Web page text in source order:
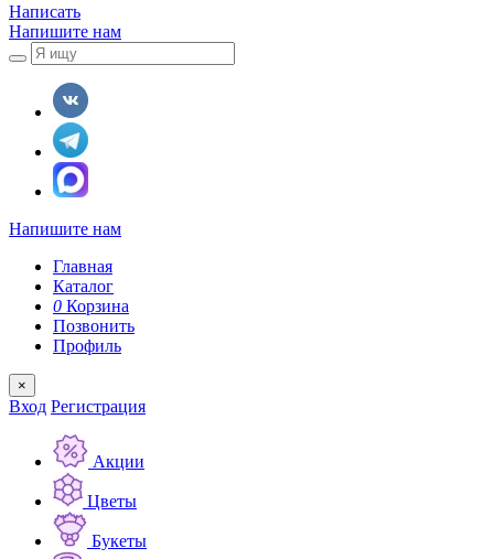
Написать
Напишите нам
Напишите нам
Главная
Каталог
0 Корзина
Позвонить
Профиль
×
Вход Регистрация
Акции
Цветы
Букеты